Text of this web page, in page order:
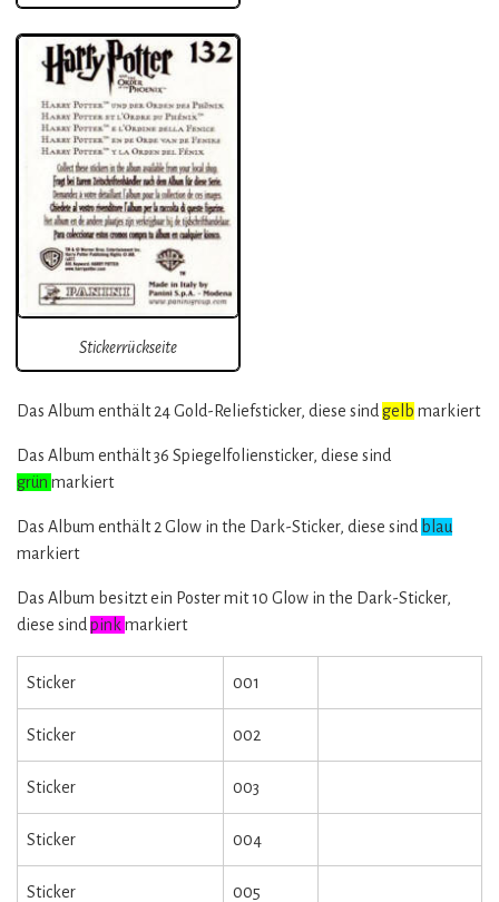
Stickerrückseite
Das Album enthält 24 Gold-Reliefsticker, diese sind gelb markiert
Das Album enthält 36 Spiegelfoliensticker, diese sind
grün markiert
Das Album enthält 2 Glow in the Dark-Sticker, diese sind blau
markiert
Das Album besitzt ein Poster mit 10 Glow in the Dark-Sticker,
diese sind pink markiert
Sticker 001
Sticker 002
Sticker 003
Sticker 004
Sticker 005